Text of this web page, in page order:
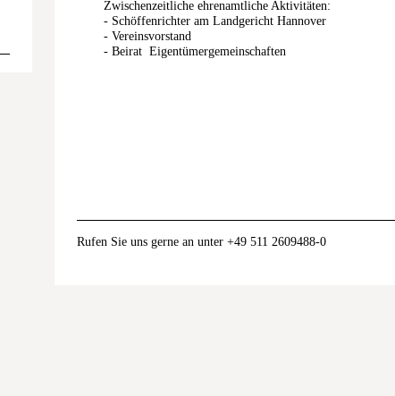
Zwischenzeitliche ehrenamtliche Aktivitäten:
- Schöffenrichter am Landgericht Hannover
- Vereinsvorstand
- Beirat Eigentümergemeinschaften
Rufen Sie uns gerne an unter +49 511 2609488-0